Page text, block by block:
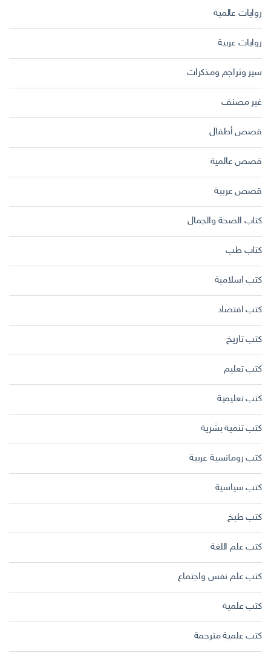
روايات عالمية
روايات عربية
سير وتراجم ومذكرات
غير مصنف
قصص أطفال
قصص عالمية
قصص عربية
كتاب الصحة والجمال
كتاب طب
كتب اسلامية
كتب اقتصاد
كتب تاريخ
كتب تعليم
كتب تعليمية
كتب تنمية بشرية
كتب رومانسية عربية
كتب سياسية
كتب طبخ
كتب علم اللغة
كتب علم نفس واجتماع
كتب علمية
كتب علمية مترجمة